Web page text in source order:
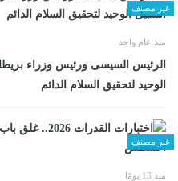
غير مصنف
منذ عام واحد
الرئيس السيسى ورئيس وزراء
الوحيد لتحقيق السلام الدائم
غير مصنف
منذ 13 يومًا